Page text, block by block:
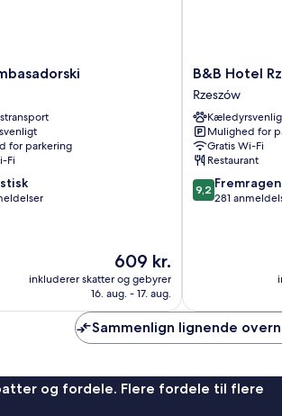
for parkering
Fi
Prisen
er
609 kr.
609 kr.
inkluderer skatter og gebyrer
16. aug. - 17. aug.
B&B
Hotel
Rzeszów
Centrum
Rzeszów
B&B Hotel
Rzeszów
Mulighed for
Gratis Wi-Fi
Restaurant
9.2
ud
9,2
281
Sammenlign lignende
og fordele. Flere fordele til flere